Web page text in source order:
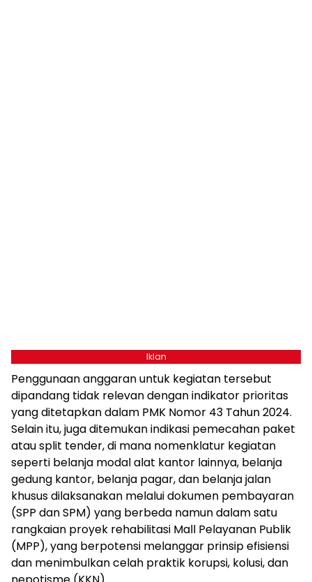
Iklan
Penggunaan anggaran untuk kegiatan tersebut
dipandang tidak relevan dengan indikator prioritas
yang ditetapkan dalam PMK Nomor 43 Tahun 2024.
Selain itu, juga ditemukan indikasi pemecahan paket
atau split tender, di mana nomenklatur kegiatan
seperti belanja modal alat kantor lainnya, belanja
gedung kantor, belanja pagar, dan belanja jalan
khusus dilaksanakan melalui dokumen pembayaran
(SPP dan SPM) yang berbeda namun dalam satu
rangkaian proyek rehabilitasi Mall Pelayanan Publik
(MPP), yang berpotensi melanggar prinsip efisiensi
dan menimbulkan celah praktik korupsi, kolusi, dan